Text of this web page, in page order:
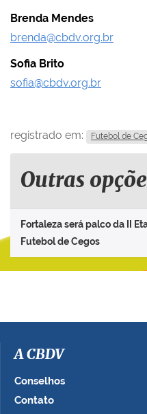
Brenda Mendes
brenda@cbdv.org.br
Sofia Brito
sofia@cbdv.org.br
registrado em: Futebol de
Outras
Fortaleza será palco da II
Futebol de Cegos
A CBDV
Conselhos
Contato